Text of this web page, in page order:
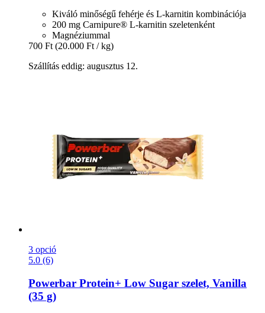
Kiváló minőségű fehérje és L-karnitin kombinációja
200 mg Carnipure® L-karnitin szeletenként
Magnéziummal
700 Ft (20.000 Ft / kg)
Szállítás eddig: augusztus 12.
3 opció
5.0 (6)
Powerbar Protein+ Low Sugar szelet, Vanilla
(35 g)